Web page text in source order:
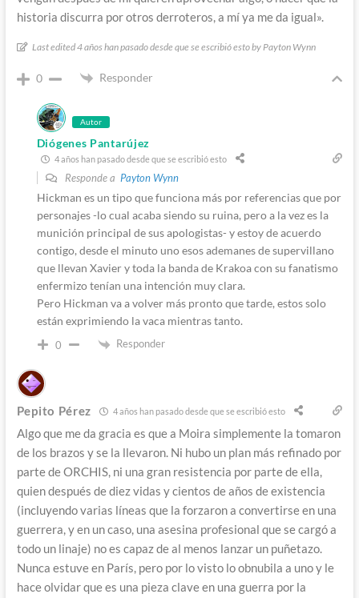
historia discurra por otros derroteros, a mí ya me da igual».
Last edited 4 años han pasado desde que se escribió esto by Payton Wynn
0 Responder
Autor
Diógenes Pantarújez
4 años han pasado desde que se escribió esto
Responde a Payton Wynn
Hickman es un tipo que funciona más por referencias que por
personajes -lo cual acaba siendo su ruina, pero a la vez es la
munición principal de sus apologistas- y estoy de acuerdo
contigo, desde el minuto uno esos ademanes de supervillano
que llevan Xavier y toda la banda de Krakoa con su fanatismo
enfermizo tenían una intención muy clara.
Pero Hickman va a volver más pronto que tarde, estos solo
están exprimiendo la vaca mientras tanto.
0 Responder
Pepito Pérez 4 años han pasado desde que se escribió esto
Algo que me da gracia es que a Moira simplemente la tomaron
de los brazos y se la llevaron. Ni hubo un plan más refinado por
parte de ORCHIS, ni una gran resistencia por parte de ella,
quien después de diez vidas y cientos de años de existencia
(incluyendo varias líneas que la forzaron a convertirse en una
guerrera, y en un caso, una asesina profesional que se cargó a
todo un linaje) no es capaz de al menos lanzar un puñetazo.
Nunca estuve en París, pero por lo visto lo obnubila a uno y le
hace olvidar que es una pieza clave en una guerra por la